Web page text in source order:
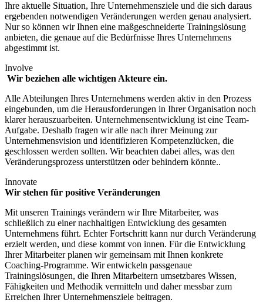
Ihre aktuelle Situation, Ihre Unternehmensziele und die sich daraus
ergebenden notwendigen Veränderungen werden genau analysiert.
Nur so können wir Ihnen eine maßgeschneiderte Trainingslösung
anbieten, die genaue auf die Bedürfnisse Ihres Unternehmens
abgestimmt ist.
Involve
Wir beziehen alle wichtigen Akteure ein.
Alle Abteilungen Ihres Unternehmens werden aktiv in den Prozess
eingebunden, um die Herausforderungen in Ihrer Organisation noch
klarer herauszuarbeiten. Unternehmensentwicklung ist eine Team-
Aufgabe. Deshalb fragen wir alle nach ihrer Meinung zur
Unternehmensvision und identifizieren Kompetenzlücken, die
geschlossen werden sollten. Wir beachten dabei alles, was den
Veränderungsprozess unterstützen oder behindern könnte..
Innovate
Wir stehen für positive Veränderungen
Mit unseren Trainings verändern wir Ihre Mitarbeiter, was
schließlich zu einer nachhaltigen Entwicklung des gesamten
Unternehmens führt. Echter Fortschritt kann nur durch Veränderung
erzielt werden, und diese kommt von innen. Für die Entwicklung
Ihrer Mitarbeiter planen wir gemeinsam mit Ihnen konkrete
Coaching-Programme. Wir entwickeln passgenaue
Trainingslösungen, die Ihren Mitarbeitern umsetzbares Wissen,
Fähigkeiten und Methodik vermitteln und daher messbar zum
Erreichen Ihrer Unternehmensziele beitragen.